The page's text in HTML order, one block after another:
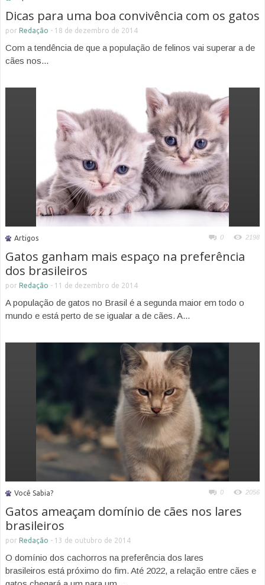
Dicas para uma boa convivência com os gatos
por Redação - 18 de dezembro de 2014
Com a tendência de que a população de felinos vai superar a de
cães nos...
Artigos 0 2198
Gatos ganham mais espaço na preferência
dos brasileiros
por Redação - 11 de dezembro de 2014
A população de gatos no Brasil é a segunda maior em todo o
mundo e está perto de se igualar a de cães. A...
Você Sabia? 0 2056
Gatos ameaçam domínio de cães nos lares
brasileiros
por Redação - 13 de outubro de 2014
O domínio dos cachorros na preferência dos lares
brasileiros está próximo do fim. Até 2022, a relação entre cães e